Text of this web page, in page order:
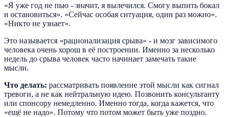
«Я уже год не пью - значит, я вылечился. Смогу выпить бокал
и остановиться». «Сейчас особая ситуация, один раз можно».
«Никто не узнает».
Это называется «рационализация срыва» - и мозг зависимого
человека очень хорош в её построении. Именно за несколько
недель до срыва человек часто начинает замечать такие
мысли.
Что делать: рассматривать появление этой мысли как сигнал
тревоги, а не как нейтральную идею. Позвонить консультанту
или спонсору немедленно. Именно тогда, когда кажется, что
«ещё не надо». Потому что потом может быть уже поздно.